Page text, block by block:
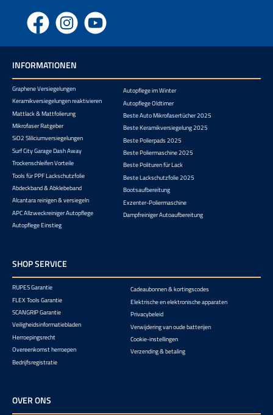
Facebook Instagram YouTube
INFORMATIONEN
Graphene Versiegelungen
Keramikversiegelungen reaktivieren
Mattlack & Mattfolierung
Mikrofaser Ratgeber
SiO2 Sliliciumversiegelungen
Surf City Garage Dash Away
Trockenschleifen Vorteile
Tools für PPF Lackschutzfolie
Abdeckband & Abklebeband
Alcantara reinigen & versiegeln
APC Allzweckreiniger Autopflege
Autopflege Einstieg
Autopflege im Winter
Autopflege Oldtimer
Beste Auto Mikrofasertücher 2025
Beste Keramikversiegelung 2025
Beste Polierpads 2025
Beste Poliermaschine 2025
Beste Polituren für Lack
Beste Lackschutzfolie 2025
Bootsaufbereitung
Exzenter-Poliermaschine
Dampfreiniger Autoaufbereitung
SHOP SERVICE
RUPES Garantie
FLEX Tools Garantie
SCANGRIP Garantie
Veiligheidsinformatiebladen
Herroepingsrecht
Overeenkomst herroepen
Bedrijfsregistratie
Cadeaubonnen & kortingscodes
Elektrische en elektronische apparaten
Privacybeleid
Verwijdering van oude batterijen
Cookie-instellingen
Verzending & betaling
OVER ONS